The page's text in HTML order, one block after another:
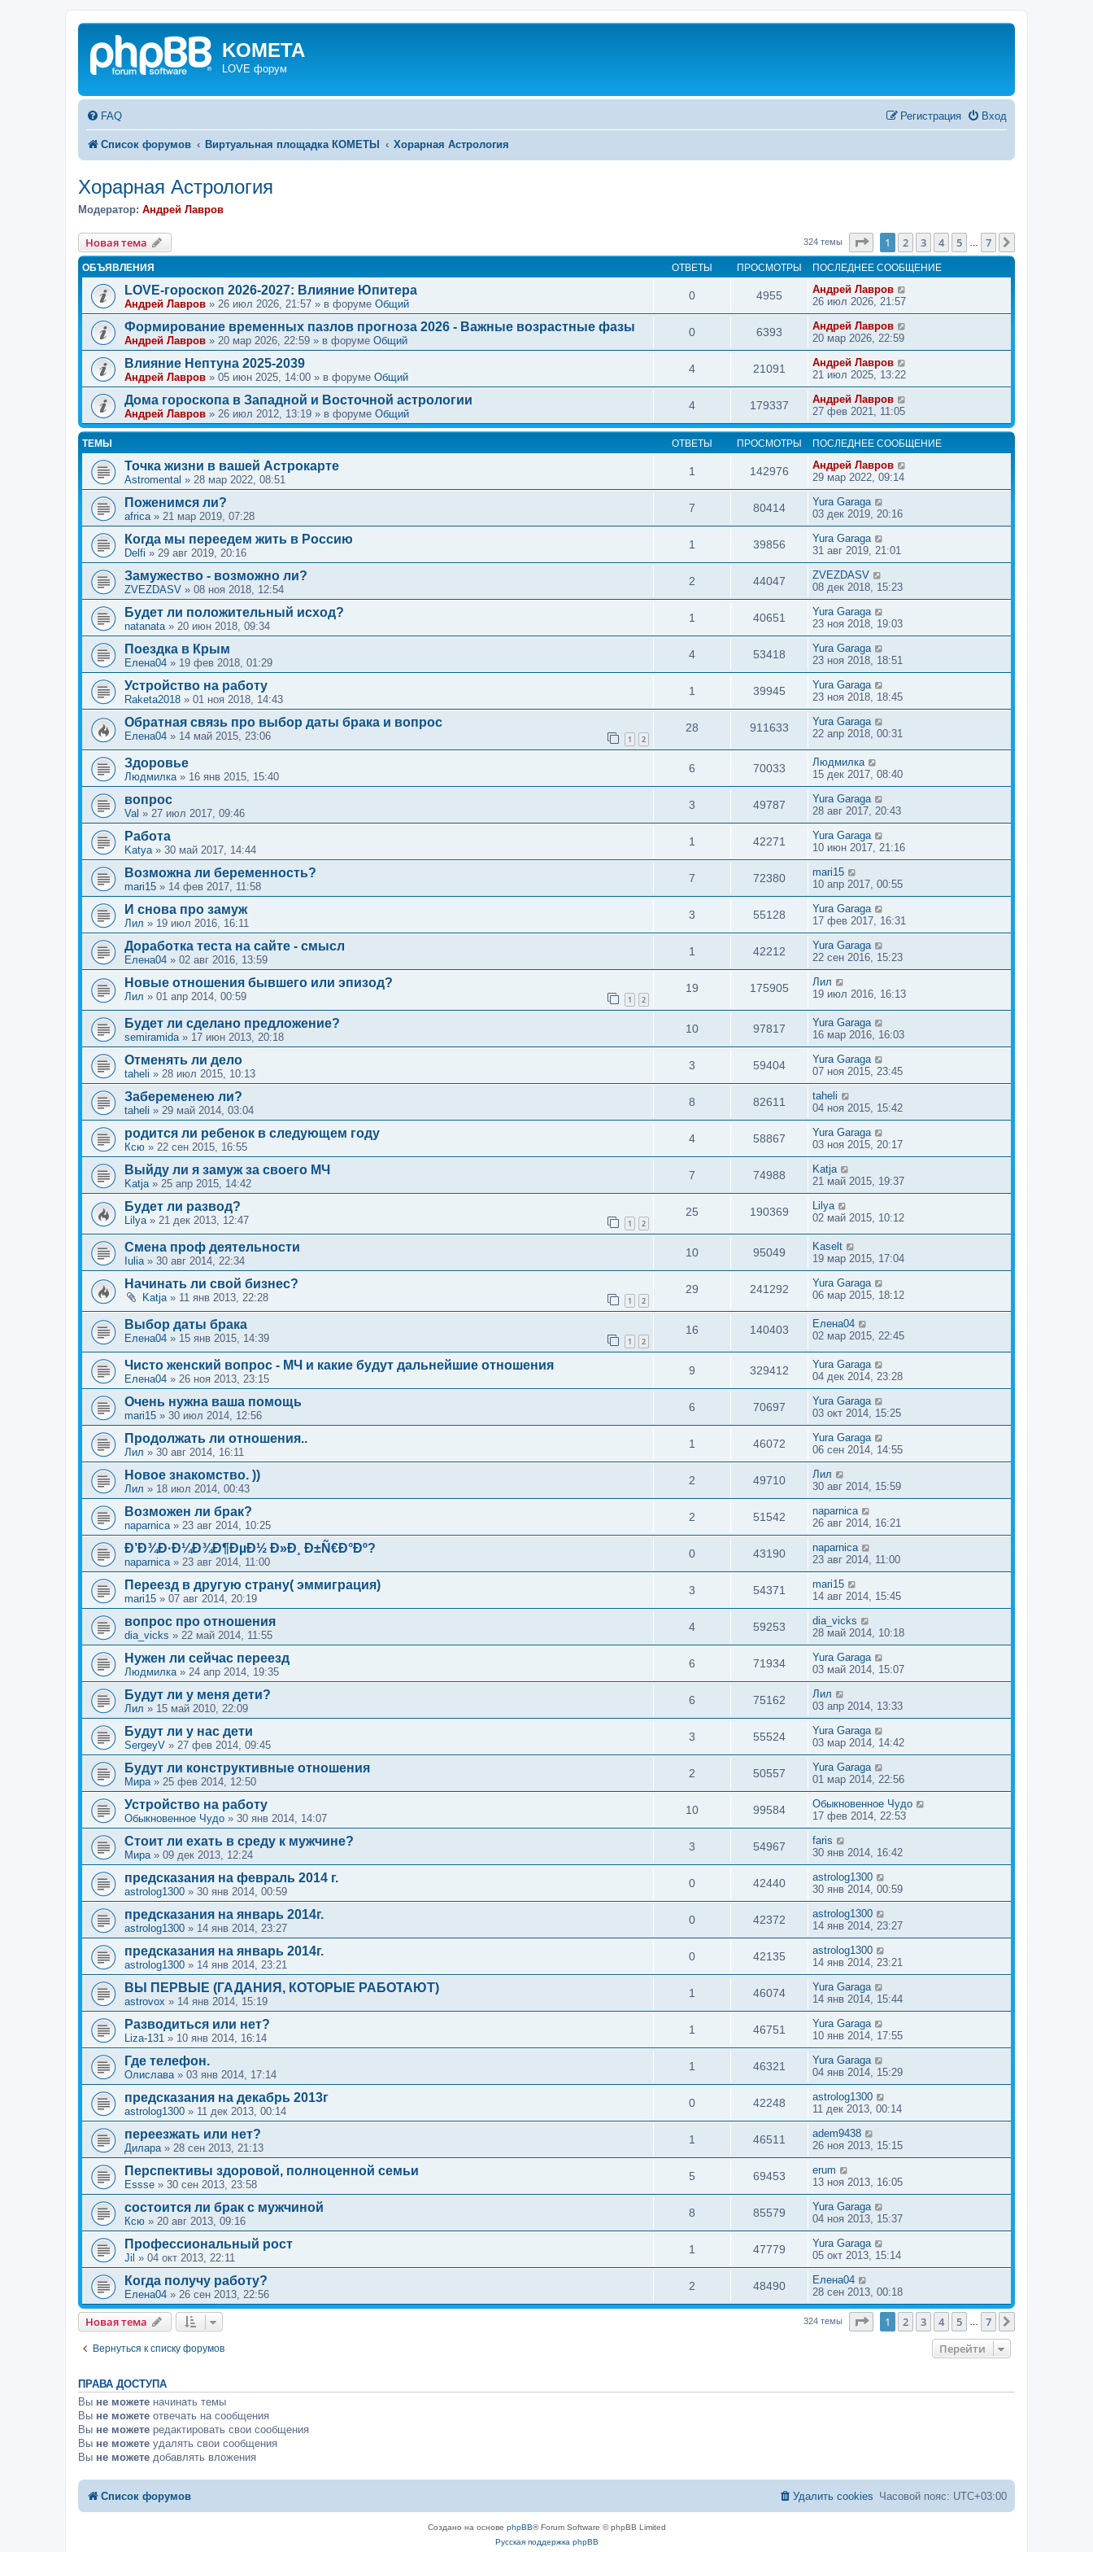
KOMETA
LOVE форум
FAQ Вход
Регистрация
Список форумов Виртуальная площадка КОМЕТЫ Хорарная Астрология
Хорарная Астрология
Модератор: Андрей Лавров
Новая тема 324 темы Страница1 из
1 2 3 4 5 7
ОБЪЯВЛЕНИЯ ОТВЕТЫ ПРОСМОТРЫ ПОСЛЕДНЕЕ СООБЩЕНИЕ
LOVE-гороскоп 2026-2027: Влияние Юпитера
Андрей Лавров » 26 июл 2026, 21:57 » в форуме Общий
0 4955
Андрей Лавров
26 июл 2026, 21:57
Формирование временных пазлов прогноза 2026 - Важные возрастные фазы
Андрей Лавров » 20 мар 2026, 22:59 » в форуме Общий
0 6393
Андрей Лавров
20 мар 2026, 22:59
Влияние Нептуна 2025-2039
Андрей Лавров » 05 июн 2025, 14:00 » в форуме Общий
4 21091
Андрей Лавров
21 июл 2025, 13:22
Дома гороскопа в Западной и Восточной астрологии
Андрей Лавров » 26 июл 2012, 13:19 » в форуме Общий
4 179337
Андрей Лавров
27 фев 2021, 11:05
ТЕМЫ ОТВЕТЫ ПРОСМОТРЫ ПОСЛЕДНЕЕ СООБЩЕНИЕ
Точка жизни в вашей Астрокарте
Astromental » 28 мар 2022, 08:51
1 142976
Андрей Лавров
29 мар 2022, 09:14
Поженимся ли?
africa » 21 мар 2019, 07:28
7 80414
Yura Garaga
03 дек 2019, 20:16
Когда мы переедем жить в Россию
Delfi » 29 авг 2019, 20:16
1 39856
Yura Garaga
31 авг 2019, 21:01
Замужество - возможно ли?
ZVEZDASV » 08 ноя 2018, 12:54
2 44047
ZVEZDASV
08 дек 2018, 15:23
Будет ли положительный исход?
natanata » 20 июн 2018, 09:34
1 40651
Yura Garaga
23 ноя 2018, 19:03
Поездка в Крым
Елена04 » 19 фев 2018, 01:29
4 53418
Yura Garaga
23 ноя 2018, 18:51
Устройство на работу
Raketa2018 » 01 ноя 2018, 14:43
1 39945
Yura Garaga
23 ноя 2018, 18:45
Обратная связь про выбор даты брака и вопрос
Елена04 » 14 май 2015, 23:06 1 2
28 911633
Yura Garaga
22 апр 2018, 00:31
Здоровье
Людмилка » 16 янв 2015, 15:40
6 70033
Людмилка
15 дек 2017, 08:40
вопрос
Val » 27 июл 2017, 09:46
3 49787
Yura Garaga
28 авг 2017, 20:43
Работа
Katya » 30 май 2017, 14:44
1 42271
Yura Garaga
10 июн 2017, 21:16
Возможна ли беременность?
mari15 » 14 фев 2017, 11:58
7 72380
mari15
10 апр 2017, 00:55
И снова про замуж
Лил » 19 июл 2016, 16:11
3 55128
Yura Garaga
17 фев 2017, 16:31
Доработка теста на сайте - смысл
Елена04 » 02 авг 2016, 13:59
1 42212
Yura Garaga
22 сен 2016, 15:23
Новые отношения бывшего или эпизод?
Лил » 01 апр 2014, 00:59 1 2
19 175905
Лил
19 июл 2016, 16:13
Будет ли сделано предложение?
semiramida » 17 июн 2013, 20:18
10 97817
Yura Garaga
16 мар 2016, 16:03
Отменять ли дело
taheli » 28 июл 2015, 10:13
3 59404
Yura Garaga
07 ноя 2015, 23:45
Забеременею ли?
taheli » 29 май 2014, 03:04
8 82611
taheli
04 ноя 2015, 15:42
родится ли ребенок в следующем году
Ксю » 22 сен 2015, 16:55
4 58867
Yura Garaga
03 ноя 2015, 20:17
Выйду ли я замуж за своего МЧ
Katja » 25 апр 2015, 14:42
7 74988
Katja
21 май 2015, 19:37
Будет ли развод?
Lilya » 21 дек 2013, 12:47 1 2
25 190369
Lilya
02 май 2015, 10:12
Смена проф деятельности
Iulia » 30 авг 2014, 22:34
10 95049
Kaselt
19 мар 2015, 17:04
Начинать ли свой бизнес?
Katja » 11 янв 2013, 22:28 1 2
29 241292
Yura Garaga
06 мар 2015, 18:12
Выбор даты брака
Елена04 » 15 янв 2015, 14:39 1 2
16 140403
Елена04
02 мар 2015, 22:45
Чисто женский вопрос - МЧ и какие будут дальнейшие отношения
Елена04 » 26 ноя 2013, 23:15
9 329412
Yura Garaga
04 дек 2014, 23:28
Очень нужна ваша помощь
mari15 » 30 июл 2014, 12:56
6 70697
Yura Garaga
03 окт 2014, 15:25
Продолжать ли отношения..
Лил » 30 авг 2014, 16:11
1 46072
Yura Garaga
06 сен 2014, 14:55
Новое знакомство. ))
Лил » 18 июл 2014, 00:43
2 49710
Лил
30 авг 2014, 15:59
Возможен ли брак?
naparnica » 23 авг 2014, 10:25
2 51542
naparnica
26 авг 2014, 16:21
Ð’Ð¾Ð·Ð¼Ð¾Ð¶ÐµÐ½ Ð»Ð¸ Ð±Ñ€Ð°Ðº?
naparnica » 23 авг 2014, 11:00
0 43190
naparnica
23 авг 2014, 11:00
Переезд в другую страну( эммиграция)
mari15 » 07 авг 2014, 20:19
3 54371
mari15
14 авг 2014, 15:45
вопрос про отношения
dia_vicks » 22 май 2014, 11:55
4 59253
dia_vicks
28 май 2014, 10:18
Нужен ли сейчас переезд
Людмилка » 24 апр 2014, 19:35
6 71934
Yura Garaga
03 май 2014, 15:07
Будут ли у меня дети?
Лил » 15 май 2010, 22:09
6 75162
Лил
03 апр 2014, 13:33
Будут ли у нас дети
SergeyV » 27 фев 2014, 09:45
3 55524
Yura Garaga
03 мар 2014, 14:42
Будут ли конструктивные отношения
Мира » 25 фев 2014, 12:50
2 50557
Yura Garaga
01 мар 2014, 22:56
Устройство на работу
Обыкновенное Чудо » 30 янв 2014, 14:07
10 99584
Обыкновенное Чудо
17 фев 2014, 22:53
Стоит ли ехать в среду к мужчине?
Мира » 09 дек 2013, 12:24
3 54967
faris
30 янв 2014, 16:42
предсказания на февраль 2014 г.
astrolog1300 » 30 янв 2014, 00:59
0 42440
astrolog1300
30 янв 2014, 00:59
предсказания на январь 2014г.
astrolog1300 » 14 янв 2014, 23:27
0 42372
astrolog1300
14 янв 2014, 23:27
предсказания на январь 2014г.
astrolog1300 » 14 янв 2014, 23:21
0 42135
astrolog1300
14 янв 2014, 23:21
ВЫ ПЕРВЫЕ (ГАДАНИЯ, КОТОРЫЕ РАБОТАЮТ)
astrovox » 14 янв 2014, 15:19
1 46074
Yura Garaga
14 янв 2014, 15:44
Разводиться или нет?
Liza-131 » 10 янв 2014, 16:14
1 46751
Yura Garaga
10 янв 2014, 17:55
Где телефон.
Олислава » 03 янв 2014, 17:14
1 46321
Yura Garaga
04 янв 2014, 15:29
предсказания на декабрь 2013г
astrolog1300 » 11 дек 2013, 00:14
0 42248
astrolog1300
11 дек 2013, 00:14
переезжать или нет?
Дилара » 28 сен 2013, 21:13
1 46511
adem9438
26 ноя 2013, 15:15
Перспективы здоровой, полноценной семьи
Essse » 30 сен 2013, 23:58
5 69453
erum
13 ноя 2013, 16:05
состоится ли брак с мужчиной
Ксю » 20 авг 2013, 09:16
8 85579
Yura Garaga
04 ноя 2013, 15:37
Профессиональный рост
Jil » 04 окт 2013, 22:11
1 47779
Yura Garaga
05 окт 2013, 15:14
Когда получу работу?
Елена04 » 26 сен 2013, 22:56
2 48490
Елена04
28 сен 2013, 00:18
Новая тема 324 темы Страница1 из
1 2 3 4 5 7
Вернуться к списку форумов Перейти
ПРАВА ДОСТУПА
Вы не можете начинать темы
Вы не можете отвечать на сообщения
Вы не можете редактировать свои сообщения
Вы не можете удалять свои сообщения
Вы не можете добавлять вложения
Список форумов Часовой пояс: UTC+03:00
Удалить cookies
Создано на основе phpBB® Forum Software © phpBB Limited
Русская поддержка phpBB